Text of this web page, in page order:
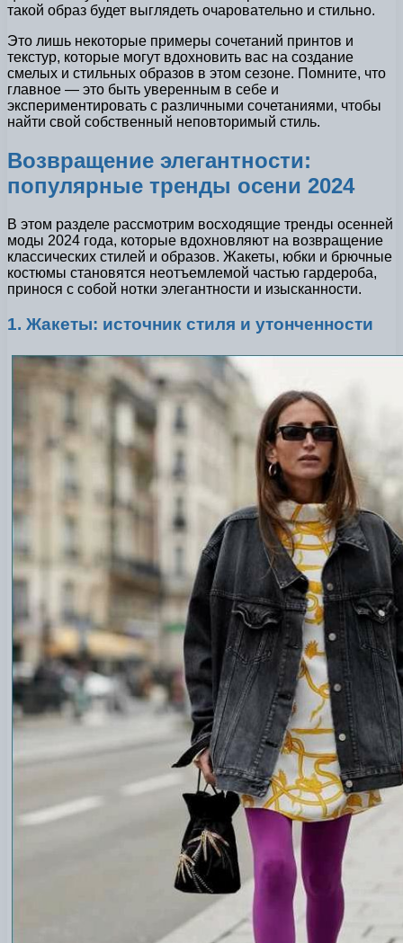
такой образ будет выглядеть очаровательно и стильно.
Это лишь некоторые примеры сочетаний принтов и
текстур, которые могут вдохновить вас на создание
смелых и стильных образов в этом сезоне. Помните, что
главное — это быть уверенным в себе и
экспериментировать с различными сочетаниями, чтобы
найти свой собственный неповторимый стиль.
Возвращение элегантности:
популярные тренды осени 2024
В этом разделе рассмотрим восходящие тренды осенней
моды 2024 года, которые вдохновляют на возвращение
классических стилей и образов. Жакеты, юбки и брючные
костюмы становятся неотъемлемой частью гардероба,
принося с собой нотки элегантности и изысканности.
1. Жакеты: источник стиля и утонченности